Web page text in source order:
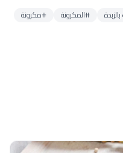
#المكرونة
#مكرونة